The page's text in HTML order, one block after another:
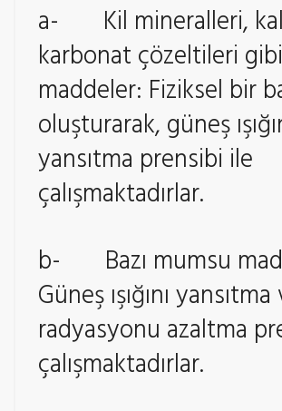
a- Kil mineralleri,
karbonat çözeltileri gibi
maddeler: Fiziksel bir
oluşturarak, güneş
yansıtma prensibi ile
çalışmaktadırlar.
b- Bazı mumsu
Güneş ışığını
radyasyonu azaltma
çalışmaktadırlar.